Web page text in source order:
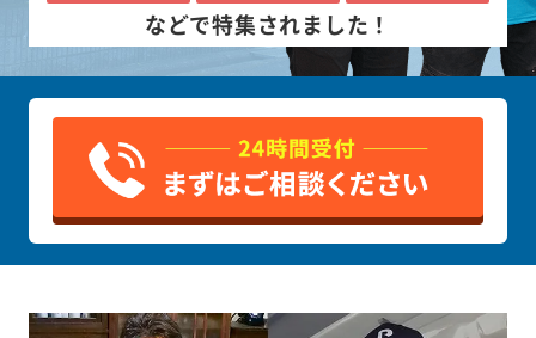
などで特集されました！